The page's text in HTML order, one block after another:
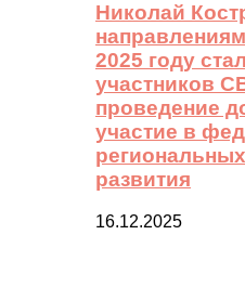
Николай
2025 году
участников
проведение
участие в
развития
16.12.2025